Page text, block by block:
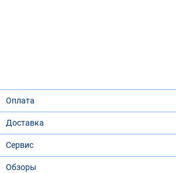
Оплата
Доставка
Сервис
Обзоры